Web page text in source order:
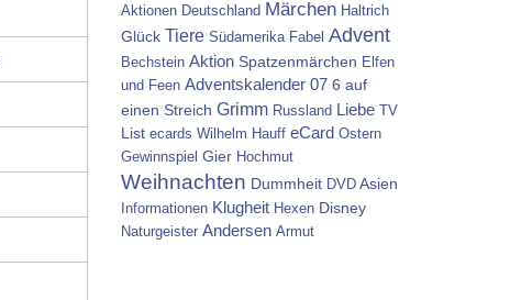
Aktionen Deutschland Märchen Haltrich
Glück Tiere Südamerika Fabel Advent
Bechstein Aktion Spatzenmärchen Elfen
und Feen Adventskalender 07 6 auf
einen Streich Grimm Russland Liebe TV
List ecards Wilhelm Hauff eCard Ostern
Gewinnspiel Gier Hochmut
Weihnachten Dummheit DVD Asien
Informationen Klugheit Hexen Disney
Naturgeister Andersen Armut